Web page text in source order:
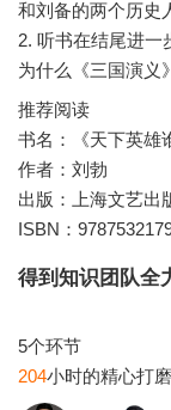
和刘备的两个历史
2. 听书在结尾进一
推荐阅读
书名：《天下英雄
作者：刘勃
出版：上海文艺出
ISBN：
得到知识团队全
204